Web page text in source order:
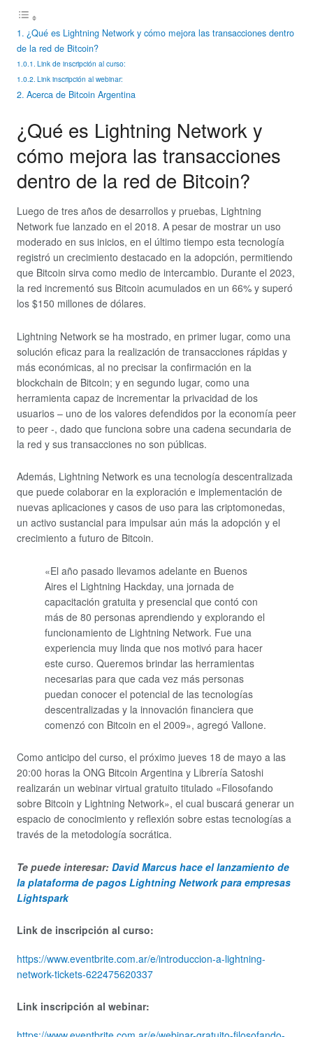
¿Qué es Lightning Network y cómo mejora las transacciones dentro
de la red de Bitcoin?
Link de inscripción al curso:
Link inscripción al webinar:
Acerca de Bitcoin Argentina
¿Qué es Lightning Network y
cómo mejora las transacciones
dentro de la red de Bitcoin?
Luego de tres años de desarrollos y pruebas, Lightning
Network fue lanzado en el 2018. A pesar de mostrar un uso
moderado en sus inicios, en el último tiempo esta tecnología
registró un crecimiento destacado en la adopción, permitiendo
que Bitcoin sirva como medio de intercambio. Durante el 2023,
la red incrementó sus Bitcoin acumulados en un 66% y superó
los $150 millones de dólares.
Lightning Network se ha mostrado, en primer lugar, como una
solución eficaz para la realización de transacciones rápidas y
más económicas, al no precisar la confirmación en la
blockchain de Bitcoin; y en segundo lugar, como una
herramienta capaz de incrementar la privacidad de los
usuarios – uno de los valores defendidos por la economía peer
to peer -, dado que funciona sobre una cadena secundaria de
la red y sus transacciones no son públicas.
Además, Lightning Network es una tecnología descentralizada
que puede colaborar en la exploración e implementación de
nuevas aplicaciones y casos de uso para las criptomonedas,
un activo sustancial para impulsar aún más la adopción y el
crecimiento a futuro de Bitcoin.
«El año pasado llevamos adelante en Buenos
Aires el Lightning Hackday, una jornada de
capacitación gratuita y presencial que contó con
más de 80 personas aprendiendo y explorando el
funcionamiento de Lightning Network. Fue una
experiencia muy linda que nos motivó para hacer
este curso. Queremos brindar las herramientas
necesarias para que cada vez más personas
puedan conocer el potencial de las tecnologías
descentralizadas y la innovación financiera que
comenzó con Bitcoin en el 2009», agregó Vallone.
Como anticipo del curso, el próximo jueves 18 de mayo a las
20:00 horas la ONG Bitcoin Argentina y Librería Satoshi
realizarán un webinar virtual gratuito titulado «Filosofando
sobre Bitcoin y Lightning Network», el cual buscará generar un
espacio de conocimiento y reflexión sobre estas tecnologías a
través de la metodología socrática.
Te puede interesar: David Marcus hace el lanzamiento de
la plataforma de pagos Lightning Network para empresas
Lightspark
Link de inscripción al curso:
https://www.eventbrite.com.ar/e/introduccion-a-lightning-
network-tickets-622475620337
Link inscripción al webinar: